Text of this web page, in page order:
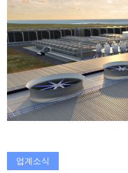
업계소식